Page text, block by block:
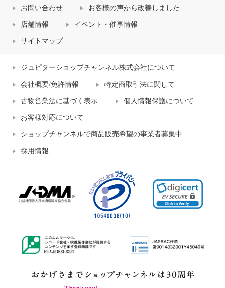
お問い合わせ お客様の声から改善しました
店舗情報 イベント・催事情報
サイトマップ
ジュピターショップチャンネル株式会社について
会社概要/免許情報 特定商取引法に関して
古物営業法に基づく表示 個人情報保護について
お客様対応について
ショップチャンネルで商品販売希望の事業者募集中
採用情報